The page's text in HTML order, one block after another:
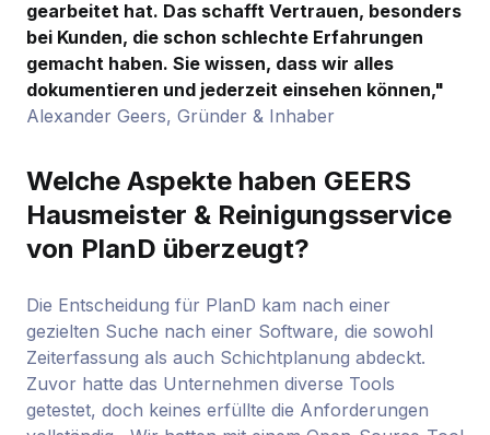
gearbeitet hat. Das schafft Vertrauen, besonders
bei Kunden, die schon schlechte Erfahrungen
gemacht haben. Sie wissen, dass wir alles
dokumentieren und jederzeit einsehen können,"
Alexander Geers, Gründer & Inhaber
Welche Aspekte haben GEERS
Hausmeister & Reinigungsservice
von PlanD überzeugt?
Die Entscheidung für PlanD kam nach einer
gezielten Suche nach einer Software, die sowohl
Zeiterfassung als auch Schichtplanung abdeckt.
Zuvor hatte das Unternehmen diverse Tools
getestet, doch keines erfüllte die Anforderungen